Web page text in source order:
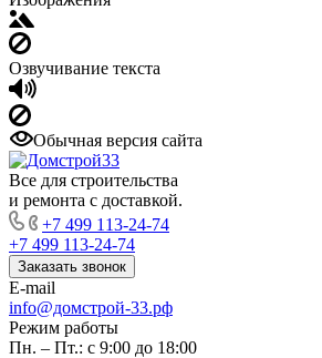
Озвучивание текста
Обычная версия сайта
Все для строительства
и ремонта с доставкой.
+7 499 113-24-74
+7 499 113-24-74
Заказать звонок
E-mail
info@домстрой-33.рф
Режим работы
Пн. – Пт.: с 9:00 до 18:00